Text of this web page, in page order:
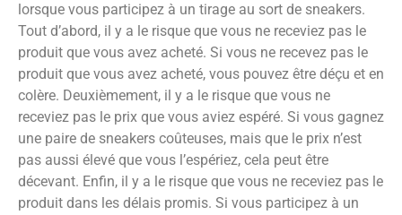
lorsque vous participez à un tirage au sort de sneakers.
Tout d’abord, il y a le risque que vous ne receviez pas le
produit que vous avez acheté. Si vous ne recevez pas le
produit que vous avez acheté, vous pouvez être déçu et en
colère. Deuxièmement, il y a le risque que vous ne
receviez pas le prix que vous aviez espéré. Si vous gagnez
une paire de sneakers coûteuses, mais que le prix n’est
pas aussi élevé que vous l’espériez, cela peut être
décevant. Enfin, il y a le risque que vous ne receviez pas le
produit dans les délais promis. Si vous participez à un